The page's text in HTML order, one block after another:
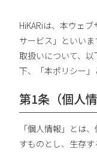
HiKARiは、本ウェ
サービス」といい
取扱いについて、
下、「本ポリシー」
第1条（個人情
「個人情報」とは
すものとし、生存